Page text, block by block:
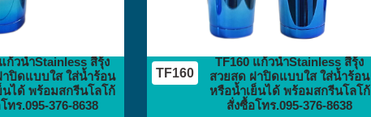
ก้วน้ำStainless สีรุ้ง
ปิดแบบใส ใส่น้ำร้อน
นได้ พร้อมสกรีนโลโก้
ทร.095-376-8638
TF160
TF160 แก้วน้ำStainless สีรุ้ง
สวยสด ฝาปิดแบบใส ใส่น้ำร้อน
หรือน้ำเย็นได้ พร้อมสกรีนโลโก้
สั่งซื้อโทร.095-376-8638